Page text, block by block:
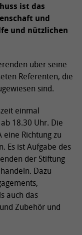
ist das
und
und nützlichen
über seine
Referenten, die
sind.
einmal
18.30 Uhr. Die
eine Richtung zu
Es ist Aufgabe des
der Stiftung
Dazu
auch das
Zubehör und